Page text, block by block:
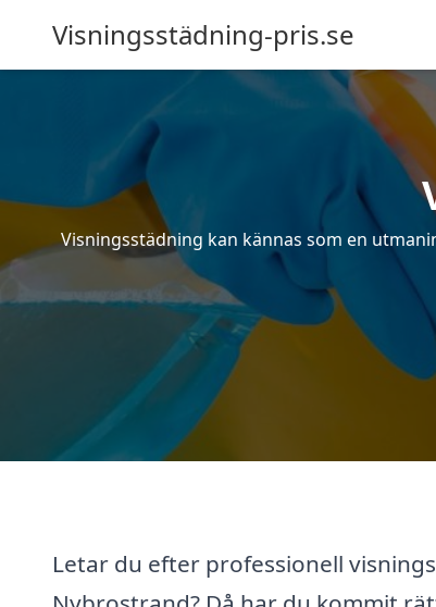
Visningsstädning-pris.se
Visningsstädning kan kännas som en
Letar du efter professionell